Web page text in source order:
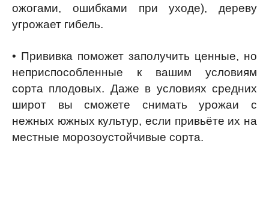
ожогами, ошибками при уходе), дереву
угрожает гибель.
• Прививка поможет заполучить ценные, но
неприспособленные к вашим условиям
сорта плодовых. Даже в условиях средних
широт вы сможете снимать урожаи с
нежных южных культур, если привьёте их на
местные морозоустойчивые сорта.